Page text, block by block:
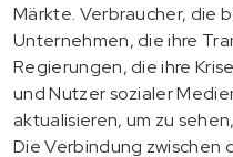
Märkte. Verbraucher, die
Unternehmen, die ihre
Regierungen, die ihre
und Nutzer sozialer
aktualisieren, um zu
Die Verbindung zwischen